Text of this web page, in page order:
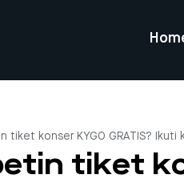
tiket konser KYGO GRATIS? Ikuti
tiket